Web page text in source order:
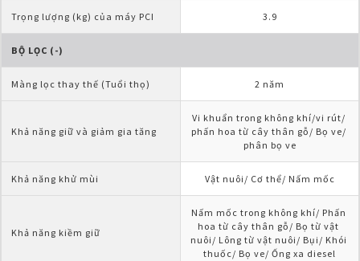
Trọng lượng (kg) của máy PCI 3.9
BỘ LỌC (-)
Màng lọc thay thế (Tuổi thọ) 2 năm
Khả năng giữ và giảm gia tăng
Vi khuẩn trong không khí/vi rút/
phấn hoa từ cây thân gỗ/ Bọ ve/
phân bọ ve
Khả năng khử mùi Vật nuôi/ Cơ thể/ Nấm mốc
Khả năng kiềm giữ
Nấm mốc trong không khí/ Phấn
hoa từ cây thân gỗ/ Bọ từ vật
nuôi/ Lông từ vật nuôi/ Bụi/ Khói
thuốc/ Bọ ve/ Ống xa diesel